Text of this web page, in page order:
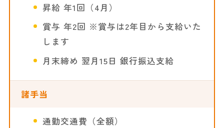
昇給 年1回（4月）
賞与 年2回 ※賞与は2年目から支給いた
します
月末締め 翌月15日 銀行振込支給
諸手当
通勤交通費（全額）